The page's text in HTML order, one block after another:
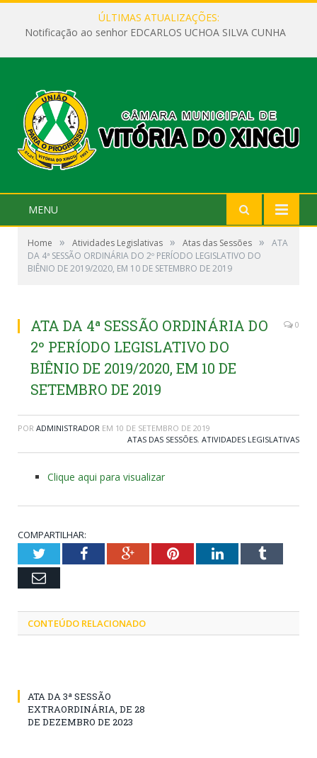
ÚLTIMAS ATUALIZAÇÕES:
Notificação ao senhor EDCARLOS UCHOA SILVA CUNHA
MENU
Home » Atividades Legislativas » Atas das Sessões »
ATA
DA 4ª SESSÃO ORDINÁRIA DO 2º PERÍODO LEGISLATIVO DO
BIÊNIO DE 2019/2020, EM 10 DE SETEMBRO DE 2019
ATA DA 4ª SESSÃO ORDINÁRIA DO
2º PERÍODO LEGISLATIVO DO
BIÊNIO DE 2019/2020, EM 10 DE
SETEMBRO DE 2019
0
POR ADMINISTRADOR EM 10 DE SETEMBRO DE 2019
ATAS DAS SESSÕES, ATIVIDADES LEGISLATIVAS
Clique aqui para visualizar
COMPARTILHAR:
TwitterFacebookGoogle+PinterestLinkedInTumblr
Email
CONTEÚDO RELACIONADO
ATA DA 3ª SESSÃO
EXTRAORDINÁRIA, DE 28
DE DEZEMBRO DE 2023